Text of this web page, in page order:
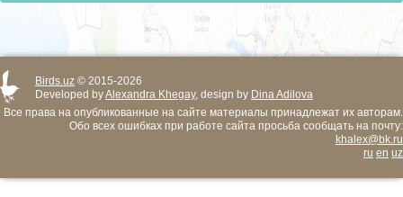
Birds.uz © 2015-2026
Developed byAlexandra Khegay, design by Dina Adilova
Все права на опубликованные на сайте материалы принадлежат их авторам.
Обо всех ошибках при работе сайта просьба сообщать на почту:
khalex@bk.ru
ru en uz